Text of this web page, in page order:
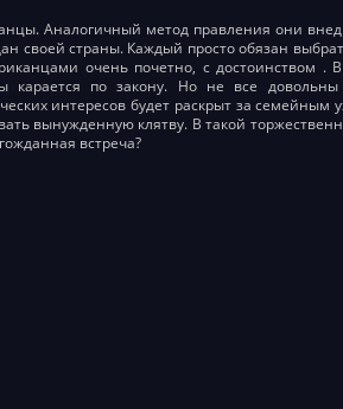
Аналогичный метод правления они
своей страны. Каждый просто обязан
очень почетно, с достоинством .
карается по закону. Но не все
интересов будет раскрыт за семейным
вынужденную клятву. В такой
встреча?